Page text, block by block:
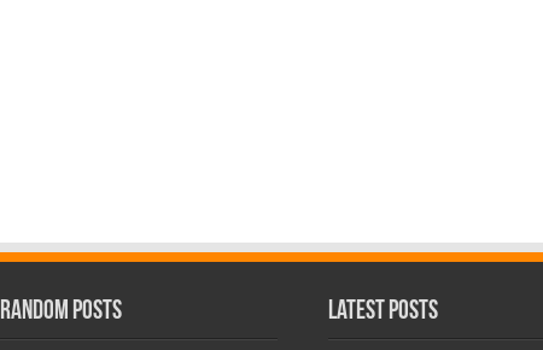
Random Posts Latest Posts